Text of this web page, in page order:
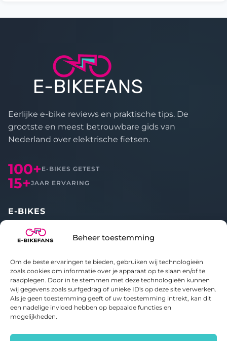
Beheer toestemming
Om de beste ervaringen te bieden, gebruiken wij technologieën
zoals cookies om informatie over je apparaat op te slaan en/of te
raadplegen. Door in te stemmen met deze technologieën kunnen
wij gegevens zoals surfgedrag of unieke ID's op deze site verwerken.
Als je geen toestemming geeft of uw toestemming intrekt, kan dit
een nadelige invloed hebben op bepaalde functies en
mogelijkheden.
Eerlijke e-bike reviews en praktische tips. De
grootste en meest betrouwbare gids van
Nederland over elektrische fietsen.
100+ E-BIKES GETEST
15+JAAR ERVARING
E-BIKES
Alle reviews
Vergelijken
OVER ONS
Over E-bikefans
Contact
Privacybeleid